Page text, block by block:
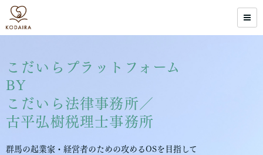
こだいらプラットフォーム
BY
こだいら法律事務所／
古平弘樹税理士事務所
群馬の起業家・経営者のための攻めるOSを目指して